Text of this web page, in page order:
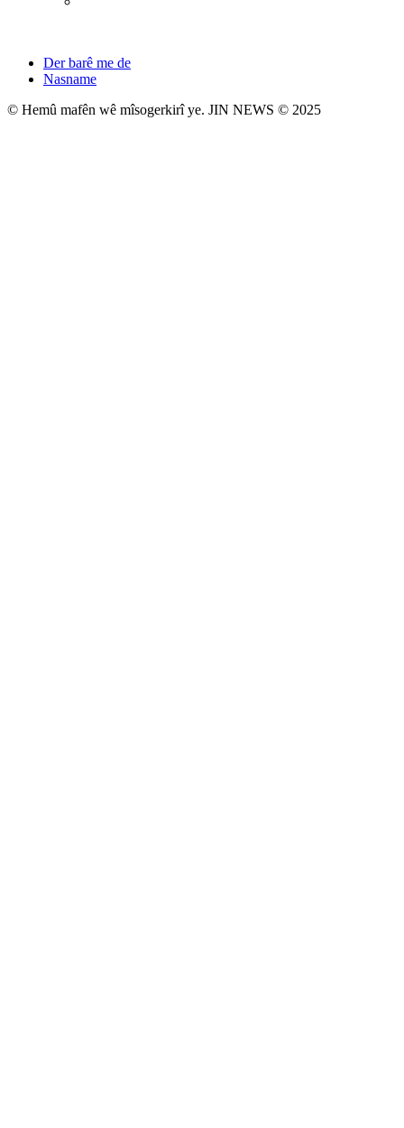
Der barê me de
Nasname
© Hemû mafên wê mîsogerkirî ye. JIN NEWS © 2025